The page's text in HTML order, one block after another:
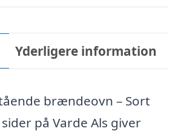
Yderligere information
brændeovn – Sort
på Varde Als giver